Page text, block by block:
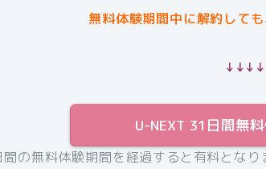
無料体験期間中に解約して
U-NEXT 31日間無
の無料体験期間を経過すると有料とな